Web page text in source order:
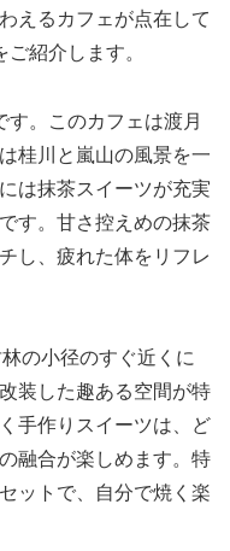
えるカフェが点在して
紹介します。
。このカフェは渡月
桂川と嵐山の風景を一
は抹茶スイーツが充実
す。甘さ控えめの抹茶
し、疲れた体をリフレ
の小径のすぐ近くに
装した趣ある空間が特
手作りスイーツは、ど
融合が楽しめます。特
ットで、自分で焼く楽